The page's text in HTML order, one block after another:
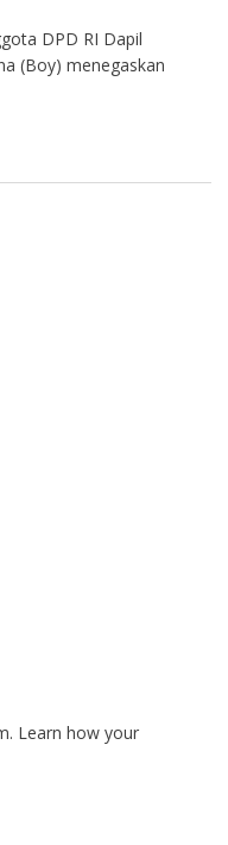
DPD RI Dapil
(Boy) menegaskan
Learn how your